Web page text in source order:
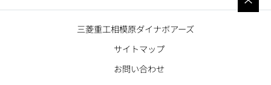
三菱重工相模原ダイナボアーズ
サイトマップ
お問い合わせ